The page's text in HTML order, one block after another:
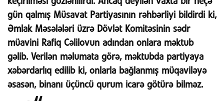
gün qalmış Müsavat Partiyasının rəhbərliyi bildirdi ki,
Əmlak Məsələləri üzrə Dövlət Komitəsinin sədr
müavini Rafiq Cəlilovun adından onlara məktub
gəlib. Verilən məlumata görə, məktubda partiyaya
xəbərdarlıq edilib ki, onlarla bağlanmış müqaviləyə
əsasən, binanı üçüncü qurum icarə götürə bilməz.